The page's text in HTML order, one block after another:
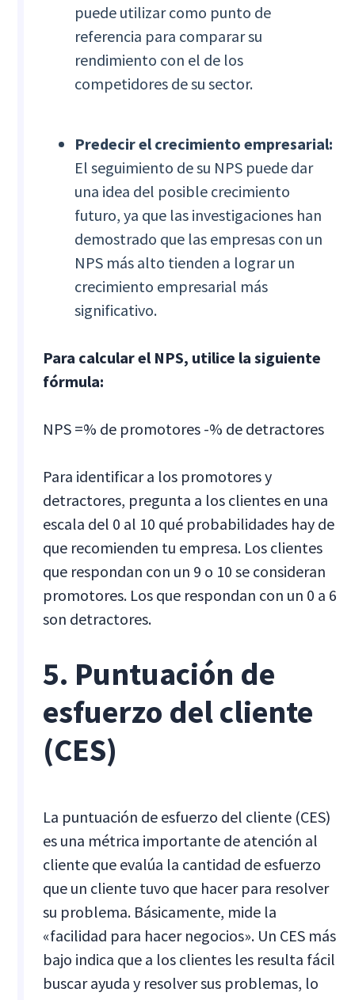
puede utilizar como punto de
referencia para comparar su
rendimiento con el de los
competidores de su sector.
Predecir el crecimiento empresarial:
El seguimiento de su NPS puede dar
una idea del posible crecimiento
futuro, ya que las investigaciones han
demostrado que las empresas con un
NPS más alto tienden a lograr un
crecimiento empresarial más
significativo.
Para calcular el NPS, utilice la siguiente
fórmula:
NPS =% de promotores -% de detractores
Para identificar a los promotores y
detractores, pregunta a los clientes en una
escala del 0 al 10 qué probabilidades hay de
que recomienden tu empresa. Los clientes
que respondan con un 9 o 10 se consideran
promotores. Los que respondan con un 0 a 6
son detractores.
5. Puntuación de
esfuerzo del cliente
(CES)
La puntuación de esfuerzo del cliente (CES)
es una métrica importante de atención al
cliente que evalúa la cantidad de esfuerzo
que un cliente tuvo que hacer para resolver
su problema. Básicamente, mide la
«facilidad para hacer negocios». Un CES más
bajo indica que a los clientes les resulta fácil
buscar ayuda y resolver sus problemas, lo